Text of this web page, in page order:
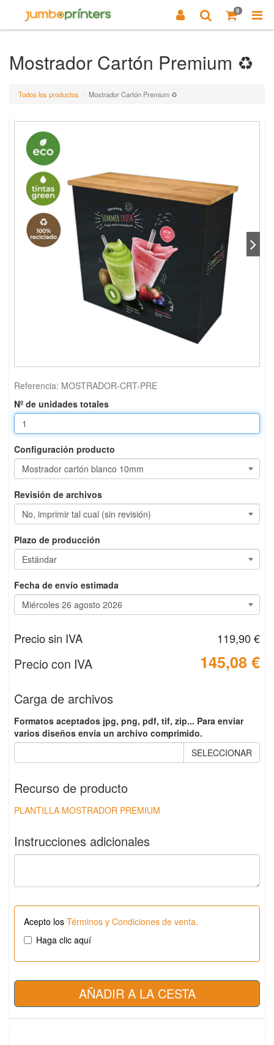
0
Mostrador Cartón Premium ♻️
Todos los productos Mostrador Cartón Premium ♻️
Referencia: MOSTRADOR-CRT-PRE
Nº de unidades totales
Configuración producto
Revisión de archivos
Plazo de producción
Fecha de envío estimada
Precio sin IVA 119,90 €
Precio con IVA 145,08 €
Carga de archivos
Formatos aceptados jpg, png, pdf, tif, zip... Para enviar
varios diseños envía un archivo comprimido.
SELECCIONAR
Recurso de producto
PLANTILLA MOSTRADOR PREMIUM
Instrucciones adicionales
Acepto los Términos y Condiciones de venta.
Haga clic aquí